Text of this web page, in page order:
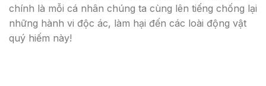
chính là mỗi cá nhân chúng ta cùng lên tiếng chống lại
những hành vi độc ác, làm hại đến các loài động vật
quý hiếm này!